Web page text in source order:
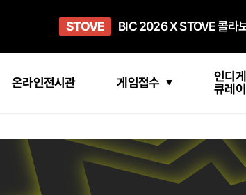
OPEN BIC 2026
STOVE BIC 2026 X STOVE 콜라
희망스튜디오 아이들에게 희망 버프
GO TO 인디게임 테스트 베드
GO TO '인디게임 큐레이션
온라인전시관 게임접수
인디
큐레